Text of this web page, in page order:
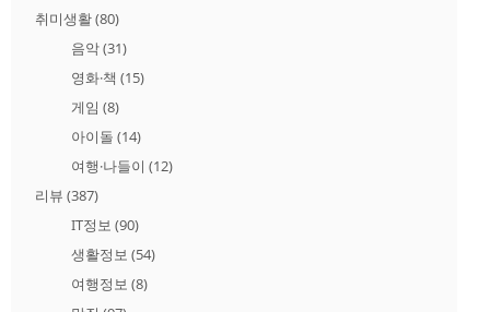
취미생활(80)
음악(31)
영화·책 (15)
게임 (8)
아이돌 (14)
여행·나들이 (12)
리뷰 (387)
IT정보 (90)
생활정보 (54)
여행정보 (8)